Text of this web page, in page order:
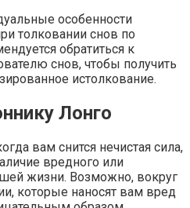
особенности
толковании снов по
обратиться к
снов, чтобы получить
истолкование.
Лонго
вам снится нечистая сила,
вредного или
жизни. Возможно, вокруг
которые наносят вам вред